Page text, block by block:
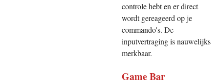
controle hebt en er direct
wordt gereageerd op je
commando's. De
inputvertraging is nauwelijks
merkbaar.
Game Bar